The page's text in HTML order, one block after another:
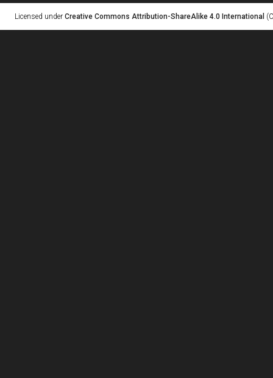
Licensed under Creative Commons Attribution-ShareAlike 4.0 International